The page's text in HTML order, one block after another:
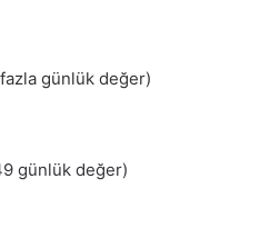
günlük değer)
günlük değer)